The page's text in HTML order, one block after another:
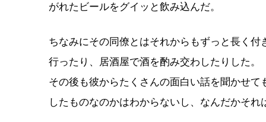
がれたビールをグイッと飲み込んだ。
ちなみにその同僚とはそれからもずっと長く
行ったり、居酒屋で酒を酌み交わしたりした。
その後も彼からたくさんの面白い話を聞かせ
したものなのかはわからないし、なんだかそ